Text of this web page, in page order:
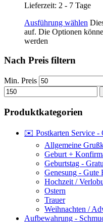
Lieferzeit: 2 - 7 Tage
Ausführung wählen
auf. Die Optionen
werden
Nach Preis filtern
Min. Preis
Produktkategorien
✉️ Postkarten Service -
Allgemeine
Geburt +
Geburtstag -
Genesung - Gute
Hochzeit /
Ostern
Trauer
Weihnachten /
Aufbewahrung -